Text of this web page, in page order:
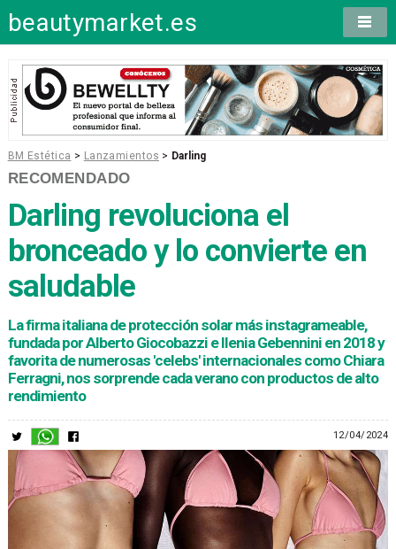
beautymarket.es
BM Estética > Lanzamientos > Darling
RECOMENDADO
Darling revoluciona el
bronceado y lo convierte en
saludable
La firma italiana de protección solar más instagrameable,
fundada por Alberto Giocobazzi e Ilenia Gebennini en 2018 y
favorita de numerosas 'celebs' internacionales como Chiara
Ferragni, nos sorprende cada verano con productos de alto
rendimiento
12/04/2024